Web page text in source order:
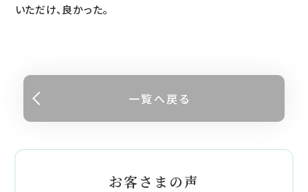
いただけ、良かった。
一覧へ戻る
お客さまの声